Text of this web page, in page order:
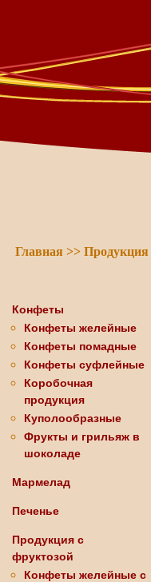
Главная >> Продукция
Конфеты
Конфеты желейные
Конфеты помадные
Конфеты суфлейные
Коробочная
продукция
Куполообразные
Фрукты и грильяж в
шоколаде
Мармелад
Печенье
Продукция с
фруктозой
Конфеты желейные с